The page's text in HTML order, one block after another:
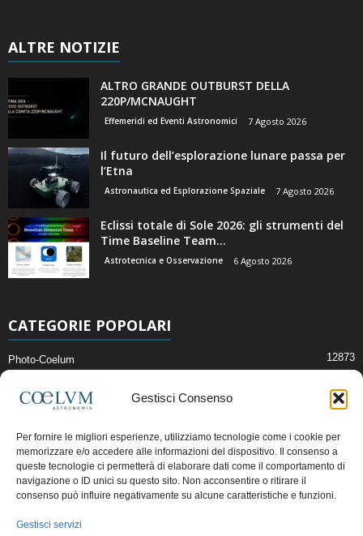
Gestisci Consenso
Per fornire le migliori esperienze, utilizziamo tecnologie come i cookie per
memorizzare e/o accedere alle informazioni del dispositivo. Il consenso a
queste tecnologie ci permetterà di elaborare dati come il comportamento di
navigazione o ID unici su questo sito. Non acconsentire o ritirare il
consenso può influire negativamente su alcune caratteristiche e funzioni.
Gestisci servizi
ALTRE NOTIZIE
ALTRO GRANDE OUTBURST DELLA
220P/MCNAUGHT
Effemeridi ed Eventi Astronomici 7 Agosto 2026
Il futuro dell’esplorazione lunare passa per
l’Etna
Astronautica ed Esplorazione Spaziale 7 Agosto 2026
Eclissi totale di Sole 2026: gli strumenti del
Time Baseline Team...
Astrotecnica e Osservazione 6 Agosto 2026
CATEGORIE POPOLARI
Photo-Coelum 12873
News di Astronomia 2411
Cielo del Mese
Astronomia, Astrofisica e Cosmologia
Articoli e Risorse On-Line